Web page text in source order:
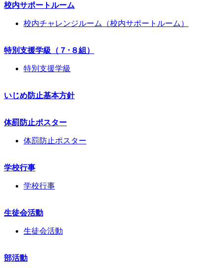
校内サポートルーム
校内チャレンジルーム（校内サポートルーム）
特別支援学級（７･８組）
特別支援学級
いじめ防止基本方針
体罰防止ポスター
体罰防止ポスター
学校行事
学校行事
生徒会活動
生徒会活動
部活動